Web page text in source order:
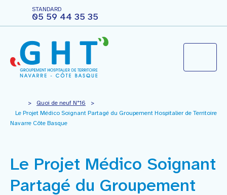
STANDARD
05 59 44 35 35
Le groupement hospitalier
Vous êtes professionnels
> Quoi de neuf N°16
>
Le Projet Médico Soignant Partagé du Groupement Hospitalier de Territoire
Navarre Côte Basque
Le Projet Médico Soignant
Partagé du Groupement